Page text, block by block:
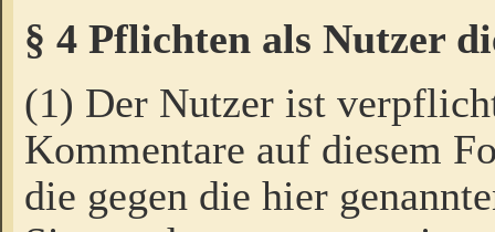
§ 4 Pflichten als Nutzer
(1) Der Nutzer ist
Kommentare auf diesem
die gegen die hier